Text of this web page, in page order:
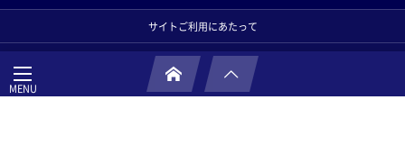
サイトご利用にあたって
プライバシーポリシー
サイトマップ